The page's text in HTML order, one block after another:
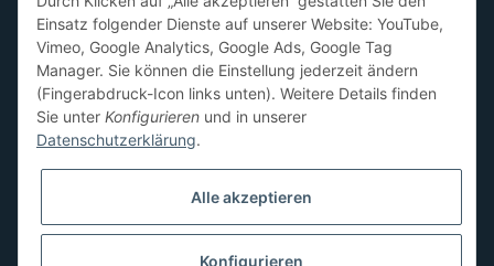
Sie benötigen Hilfe oder haben Fragen?
071-5355993
service@beamerlampe24.ch
Sicher Einkaufen
Einsatz folgender Dienste auf unserer Website: YouTube,
Vimeo, Google Analytics, Google Ads, Google Tag
Manager. Sie können die Einstellung jederzeit ändern
(Fingerabdruck-Icon links unten). Weitere Details finden
Sie unter Konfigurieren und in unserer
Datenschutzerklärung.
Alle akzeptieren
Konfigurieren